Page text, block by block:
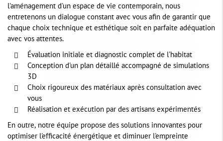
l'aménagement d'un espace de vie contemporain, nous
entretenons un dialogue constant avec vous afin de garantir que
chaque choix technique et esthétique soit en parfaite adéquation
avec vos attentes.
Évaluation initiale et diagnostic complet de l'habitat
Conception d'un plan détaillé accompagné de simulations
3D
Choix rigoureux des matériaux après consultation avec
vous
Réalisation et exécution par des artisans expérimentés
En outre, notre équipe propose des solutions innovantes pour
optimiser l'efficacité énergétique et diminuer l'empreinte